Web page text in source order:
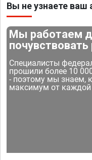
Вы не узнаете ваш
Мы работаем
почувствовать
Специалисты
прошили более 10
- поэтому мы знаем,
максимум от